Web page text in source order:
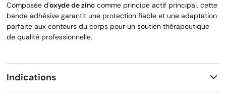
Composée d'oxyde de zinc comme principe actif principal, cette
bande adhésive garantit une protection fiable et une adaptation
parfaite aux contours du corps pour un soutien thérapeutique
de qualité professionnelle.
Indications